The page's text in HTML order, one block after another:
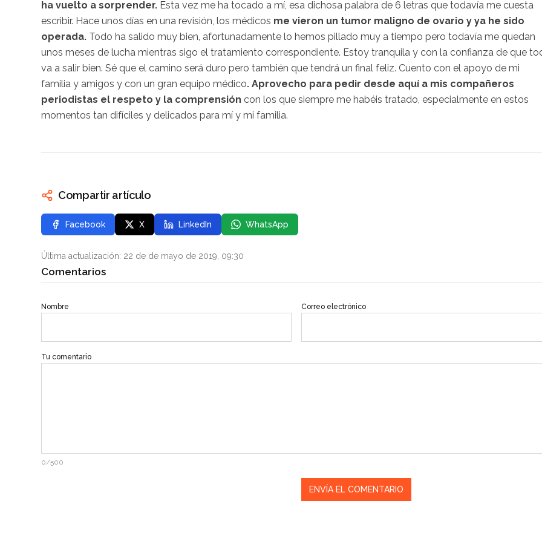
ha vuelto a sorprender. Esta vez me ha tocado a mí, esa dichosa palabra de 6 letras que todavía me cuesta
escribir. Hace unos días en una revisión, los médicos me vieron un tumor maligno de ovario y ya he sido
operada. Todo ha salido muy bien, afortunadamente lo hemos pillado muy a tiempo pero todavía me quedan
unos meses de lucha mientras sigo el tratamiento correspondiente. Estoy tranquila y con la confianza de que
va a salir bien. Sé que el camino será duro pero también que tendrá un final feliz. Cuento con el apoyo de mi
familia y amigos y con un gran equipo médico. Aprovecho para pedir desde aquí a mis compañeros
periodistas el respeto y la comprensión con los que siempre me habéis tratado, especialmente en estos
momentos tan difíciles y delicados para mí y mi familia.
Compartir artículo
Facebook X LinkedIn WhatsApp
Última actualización: 22 de de mayo de 2019, 09:30
Comentarios
Nombre Correo electrónico
Tu comentario
0/500